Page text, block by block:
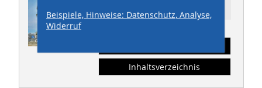
Ressort: HOCHBAU
Inhaltsverzeichnis
Beispiele, Hinweise: Datenschutz, Analyse,
Widerruf